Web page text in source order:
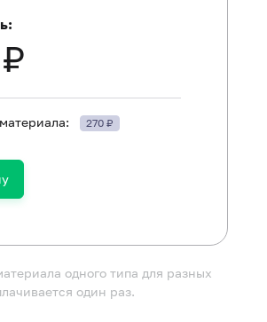
до исследования.
270 ₽
одного типа для разных
один раз.